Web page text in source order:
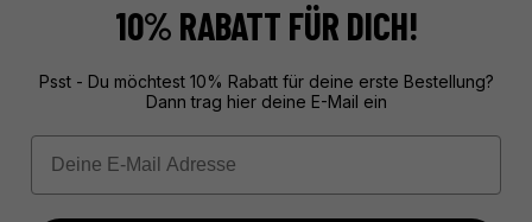
10% RABATT FÜR DICH!
Psst - Du möchtest 10% Rabatt für deine erste Bestellung?
Dann trag hier deine E-Mail ein
Email